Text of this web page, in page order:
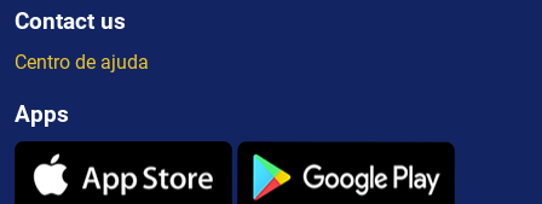
Contact us
Centro de ajuda
Apps